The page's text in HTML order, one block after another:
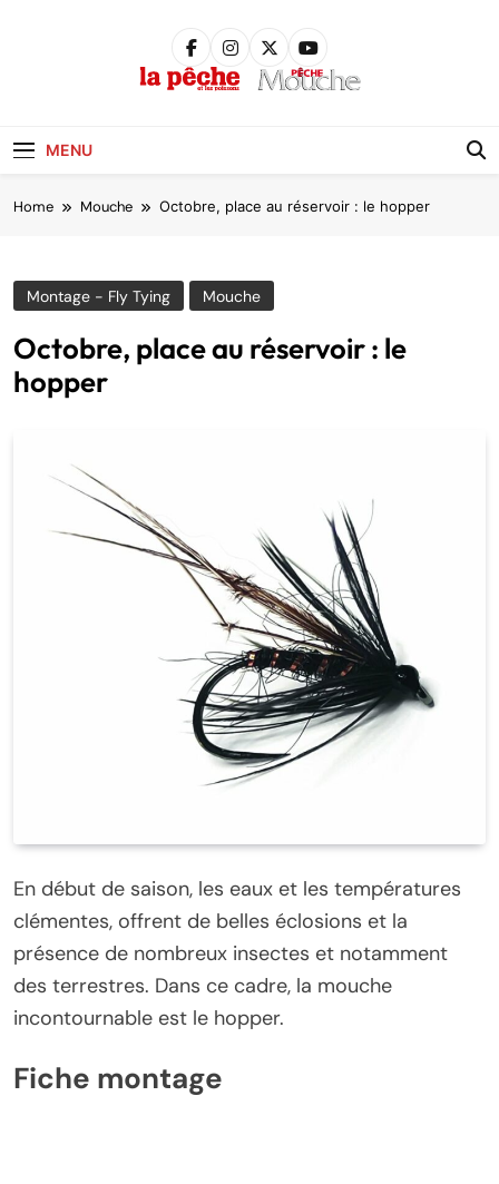
MENU
Home Mouche Octobre, place au réservoir : le hopper
Montage - Fly Tying Mouche
Octobre, place au réservoir : le
hopper
En début de saison, les eaux et les températures
clémentes, offrent de belles éclosions et la
présence de nombreux insectes et notamment
des terrestres. Dans ce cadre, la mouche
incontournable est le hopper.
Fiche montage